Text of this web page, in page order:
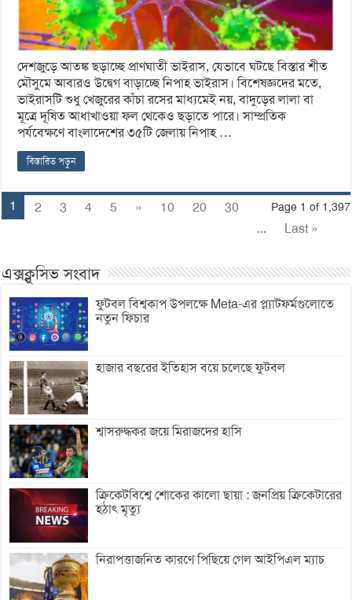
দেশজুড়ে আতঙ্ক ছড়াচ্ছে প্রাণঘাতী ভাইরাস, যেভাবে ঘটছে বিস্তার শীত
মৌসুমে আবারও উদ্বেগ বাড়াচ্ছে নিপাহ ভাইরাস। বিশেষজ্ঞদের মতে,
ভাইরাসটি শুধু খেজুরের কাঁচা রসের মাধ্যমেই নয়, বাদুড়ের লালা বা
মূত্রে দূষিত আধাখাওয়া ফল থেকেও ছড়াতে পারে। সাম্প্রতিক
পর্যবেক্ষণে বাংলাদেশের ৩৫টি জেলায় নিপাহ …
বিস্তারিত পড়ুন
Page 1 of 1,397
1 2 3 4 5 » 10 20
30
...
Last »
এক্সক্লুসিভ সংবাদ
ফুটবল বিশ্বকাপ উপলক্ষে Meta-এর প্ল্যাটফর্মগুলোতে
নতুন ফিচার
হাজার বছরের ইতিহাস বয়ে চলেছে ফুটবল
শ্বাসরুদ্ধকর জয়ে মিরাজদের হাসি
ক্রিকেটবিশ্বে শোকের কালো ছায়া : জনপ্রিয় ক্রিকেটারের
হঠাৎ মৃত্যু
নিরাপত্তাজনিত কারণে পিছিয়ে গেল আইপিএল ম্যাচ